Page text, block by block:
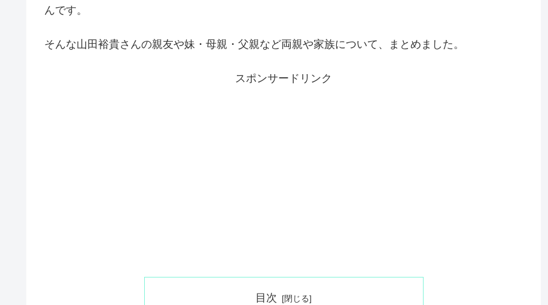
んです。
そんな山田裕貴さんの親友や妹・母親・父親など両親や家族について、まとめました。
スポンサードリンク
目次